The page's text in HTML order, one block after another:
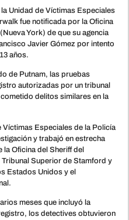
Unidad de Víctimas Especiales
fue notificada por la Oficina
York) de que su agencia
Javier Gómez por intento
años.
de Putnam, las pruebas
autorizadas por un tribunal
delitos similares en la
Víctimas Especiales de la Policía
y trabajó en estrecha
Oficina del Sheriff del
Superior de Stamford y
Estados Unidos y el
meses que incluyó la
los detectives obtuvieron